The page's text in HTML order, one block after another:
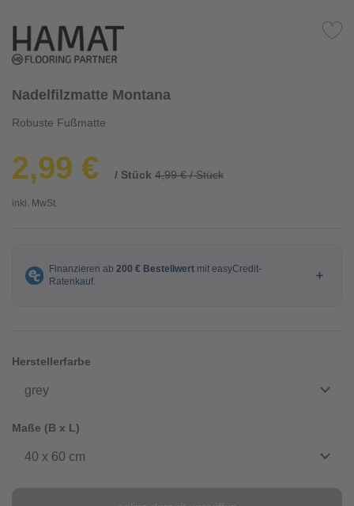
Nadelfilzmatte Montana
Robuste Fußmatte
2,99 € / Stück 4,99 € / Stück
inkl. MwSt.
Herstellerfarbe
grey
Maße (B x L)
40 x 60 cm